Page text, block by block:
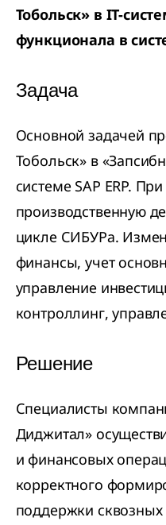
Тобольск» в IT-
функционала в
Задача
Основной задачей
Тобольск» в
системе SAP ERP.
производственную
цикле СИБУРа.
финансы, учет
управление
контроллинг,
Решение
Специалисты
Диджитал»
и финансовых
корректного
поддержки сквозных